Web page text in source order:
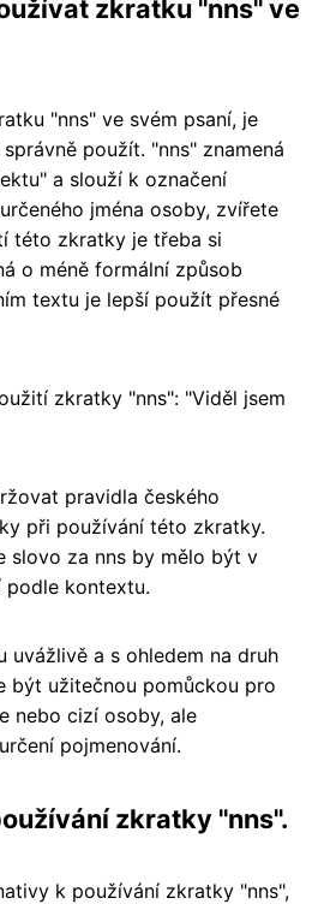
zkratku "nns" ve
"nns" ve svém psaní, je
použít. "nns" znamená
a slouží k označení
jména osoby, zvířete
této zkratky je třeba si
o méně formální způsob
textu je lepší použít přesné
zkratky "nns": "Viděl jsem
pravidla českého
při používání této zkratky.
slovo za nns by mělo být v
podle kontextu.
uvážlivě a s ohledem na druh
být užitečnou pomůckou pro
nebo cizí osoby, ale
pojmenování.
zkratky "nns".
k používání zkratky "nns",